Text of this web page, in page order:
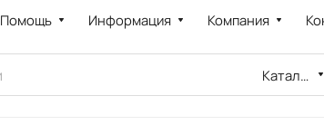
Помощь Информация Компания
Каталог